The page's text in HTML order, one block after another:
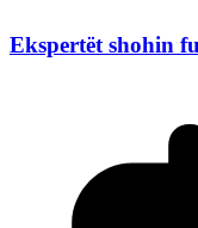
Ekspertët shohin